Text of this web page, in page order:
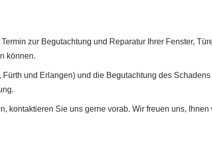
zur Begutachtung und Reparatur Ihrer Fenster,
können.
Fürth und Erlangen) und die Begutachtung des Schadens
kontaktieren Sie uns gerne vorab. Wir freuen uns, Ihnen